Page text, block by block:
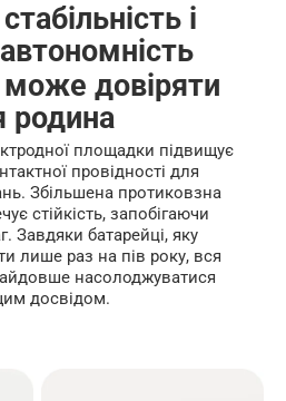
і
довіряти
родина
площадки підвищує
провідності для
Збільшена протиковзна
стійкість, запобігаючи
Завдяки батарейці, яку
лише раз на пів року, вся
насолоджуватися
досвідом.